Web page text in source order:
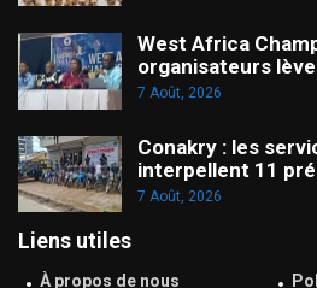
West Africa
organisateurs
7 Août, 2026
Conakry : les
interpellent 11
7 Août, 2026
Liens utiles
À propos de nous